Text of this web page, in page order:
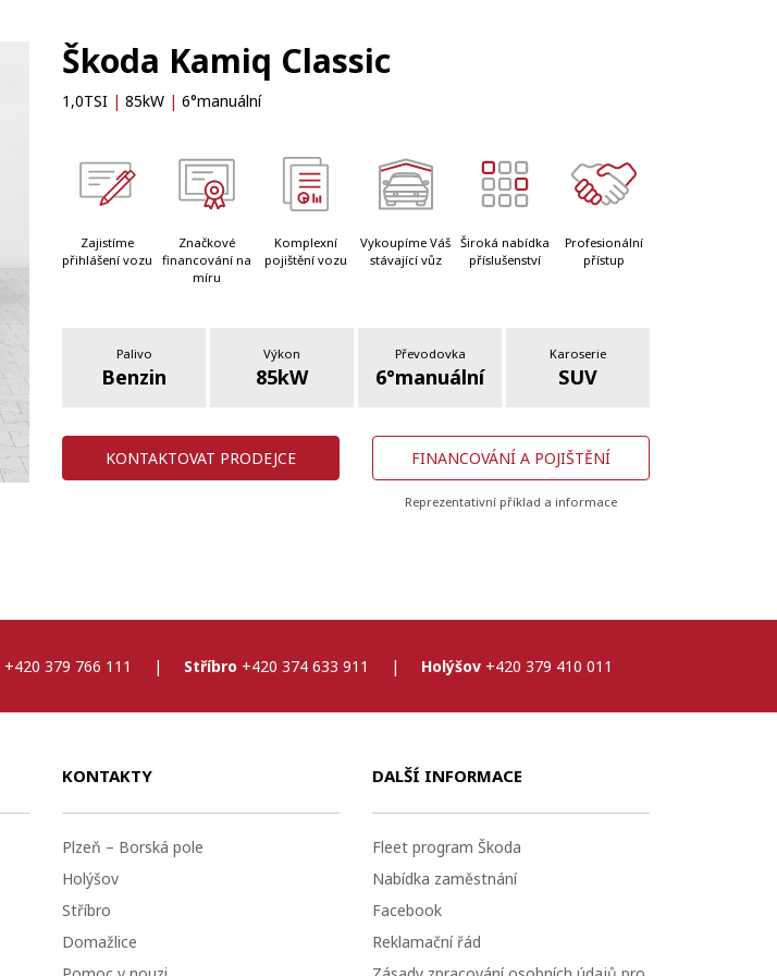
Škoda Kamiq Classic
1,0TSI | 85kW | 6°manuální
Zajistíme
přihlášení vozu
Značkové
financování na
míru
Komplexní
pojištění vozu
Vykoupíme Váš
stávající vůz
Široká nabídka
příslušenství
Profesionální
přístup
Palivo
Benzin
Výkon
85kW
Převodovka
6°manuální
Karoserie
SUV
KONTAKTOVAT PRODEJCE FINANCOVÁNÍ A POJIŠTĚNÍ
Reprezentativní příklad a informace
+420 379 766 111 | Stříbro +420 374 633 911 | Holýšov +420 379 410 011
KONTAKTY
Plzeň – Borská pole
Holýšov
Stříbro
Domažlice
DALŠÍ INFORMACE
Fleet program Škoda
Nabídka zaměstnání
Facebook
Reklamační řád